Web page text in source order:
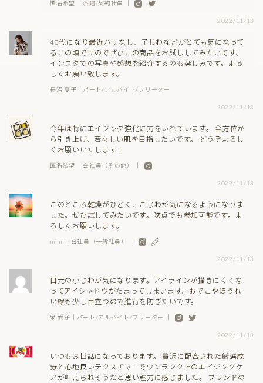
匿名希望 ｜派遣/契約社員 ｜
2022/11/13
40代になり最近ハリなし、子じわなどがとても気になって
るこの頃ですのでぜひこの商品をお試ししてみたいです。
インスタでの写真や感想を紹介するのも楽しみです。よろ
しくお願い致します。
長沼 夏子｜パート/アルバイト/フリーター
2022/11/13
今年は特にエイジング強化に力をいれています。 全方位か
ら引き上げ、若々しい肌を目指したいです。 どうぞよろし
くお願いいたします！
匿名希望 ｜会社員（その他） ｜
2022/11/13
このところ乾燥がひどく、こじわが気になるようになりま
した。ぜひ試してみたいです。次点でも参加可能です。よ
ろしくお願いします。
mimi｜会社員（一般社員） ｜
2022/11/13
目元の小じわが気になります。アイラインが描きにくくな
ってアイシャドウがたまってしまいます。おでこやほうれ
い線も少し目立つので進行を防ぎたいです。
泉 愛子｜パート/アルバイト/フリーター ｜
2022/11/13
いつもお世話になっております。 贅沢に配合された厳選成
分と心地良いテクスチャーでワンランク上のエイジングケ
アが叶えられそうだと思い魅力に感じました。 ブランドの